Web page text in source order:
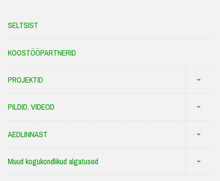
SELTSIST
KOOSTÖÖPARTNERID
PROJEKTID
PILDID, VIDEOD
AEDLINNAST
Muud kogukondlikud algatused